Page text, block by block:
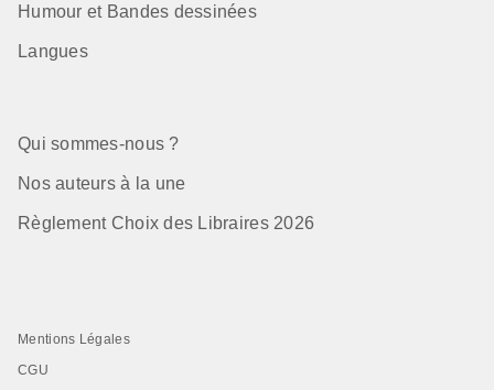
Humour et Bandes dessinées
Langues
Qui sommes-nous ?
Nos auteurs à la une
Règlement Choix des Libraires 2026
Mentions Légales
CGU